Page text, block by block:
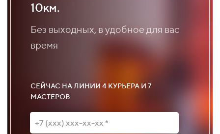
10км.
Без выходных, в удобное для вас
время
СЕЙЧАС НА ЛИНИИ 4 КУРЬЕРА И 7
МАСТЕРОВ